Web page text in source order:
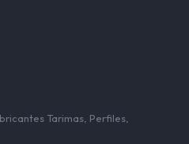
Tarimas, Perfiles,